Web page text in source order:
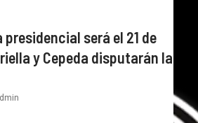
será el 21 de
y Cepeda disputarán la